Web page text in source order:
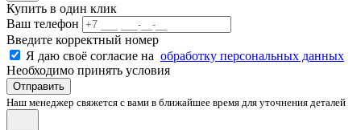
Купить в один клик
Ваш телефон
Введите корректный номер
Я даю своё согласие на обработку персональных данных
Необходимо принять условия
Отправить
Наш менеджер свяжется с вами в ближайшее время для уточнения деталей